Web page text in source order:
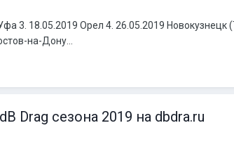
3. 18.05.2019 Орел 4. 26.05.2019 Новокузнецк
на-Дону...
Drag сезона 2019 на dbdra.ru